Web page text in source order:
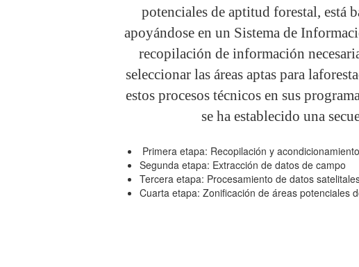
potenciales de aptitud forestal, está
apoyándose en un Sistema de
recopilación de información
seleccionar las áreas aptas para
estos procesos técnicos en sus
se ha establecido una
Primera etapa: Recopilación y
Segunda etapa: Extracción de datos de campo
​Tercera etapa: Procesamiento de datos
​Cuarta etapa: Zonificación de áreas potenciales